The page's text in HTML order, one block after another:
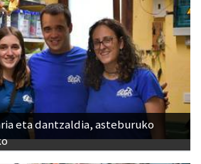
eta dantzaldia, asteburuko